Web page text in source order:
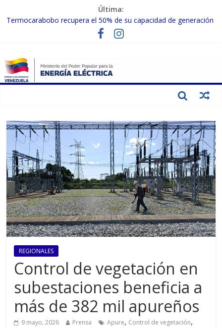
Última:
Termocarabobo recupera el 50% de su capacidad de generación
MPPEE avanza en la recuperación de infraestructuras eléctricas
Gobierno Nacional coordina acciones con el sector privado para
fortalecer el SEN ante el «Súper Niño»
Inspeccionan trabajos de rehabilitación en instalaciones del SEN
REGIONALES
Control de vegetación en
subestaciones beneficia a
más de 382 mil apureños
9 mayo, 2026 Prensa Apure, Control de vegetación,